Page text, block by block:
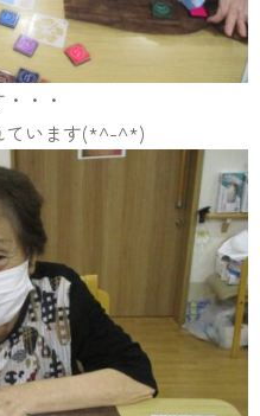
・・
ています(*^-^*)